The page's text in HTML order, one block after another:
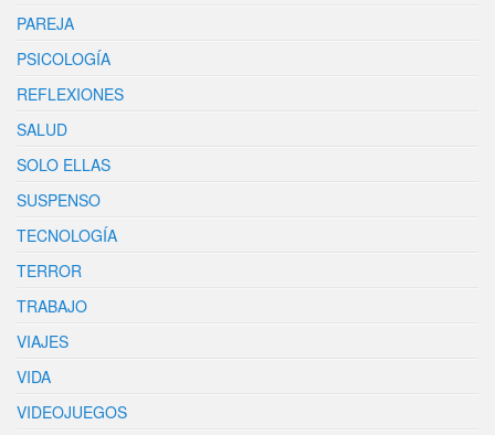
PAREJA
PSICOLOGÍA
REFLEXIONES
SALUD
SOLO ELLAS
SUSPENSO
TECNOLOGÍA
TERROR
TRABAJO
VIAJES
VIDA
VIDEOJUEGOS